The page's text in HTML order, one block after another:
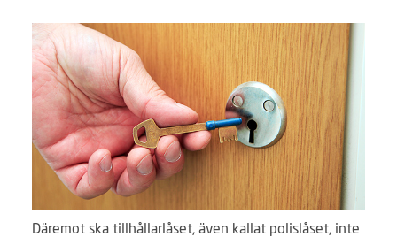
Däremot ska tillhållarlåset, även kallat polislåset, inte